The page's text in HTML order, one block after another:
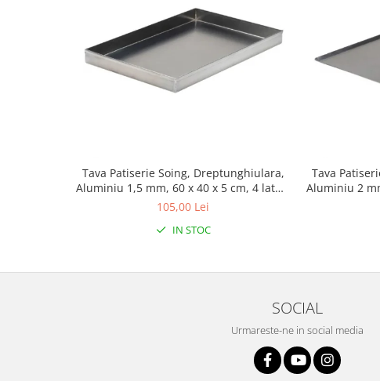
Tava Patiserie Soing, Dreptunghiulara,
Aluminiu 1,5 mm, 60 x 40 x 5 cm, 4 laturi
90°
105,00 Lei
IN STOC
Tava
Aluminiu 2
SOCIAL
Urmareste-ne in social media